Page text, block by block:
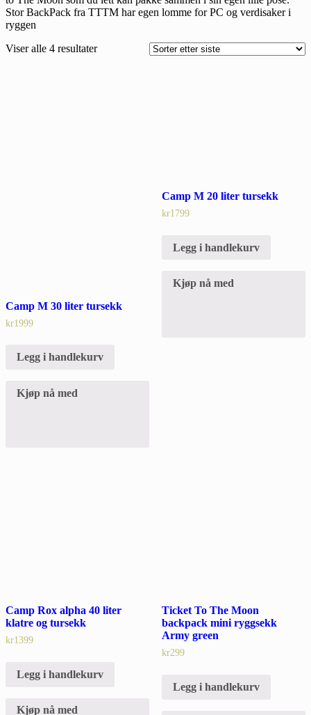
Stor BackPack fra TTTM har egen lomme for PC og verdisaker i
ryggen
Viser alle 4 resultater
Camp M 30 liter tursekk
kr1999
Legg i handlekurv
Kjøp nå med
Camp M 20 liter tursekk
kr1799
Legg i handlekurv
Kjøp nå med
Camp Rox alpha 40 liter
klatre og tursekk
kr1399
Legg i handlekurv
Kjøp nå med
Ticket To The Moon
backpack mini ryggsekk
Army green
kr299
Legg i handlekurv